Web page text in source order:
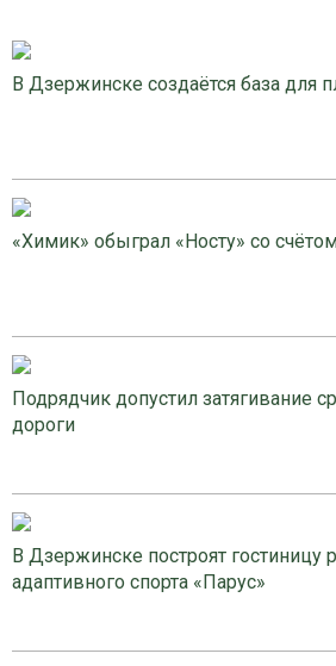
В Дзержинске создаётся база для
«Химик» обыграл «Носту» со
Подрядчик допустил затягивание
дороги
В Дзержинске построят гостиницу
адаптивного спорта «Парус»